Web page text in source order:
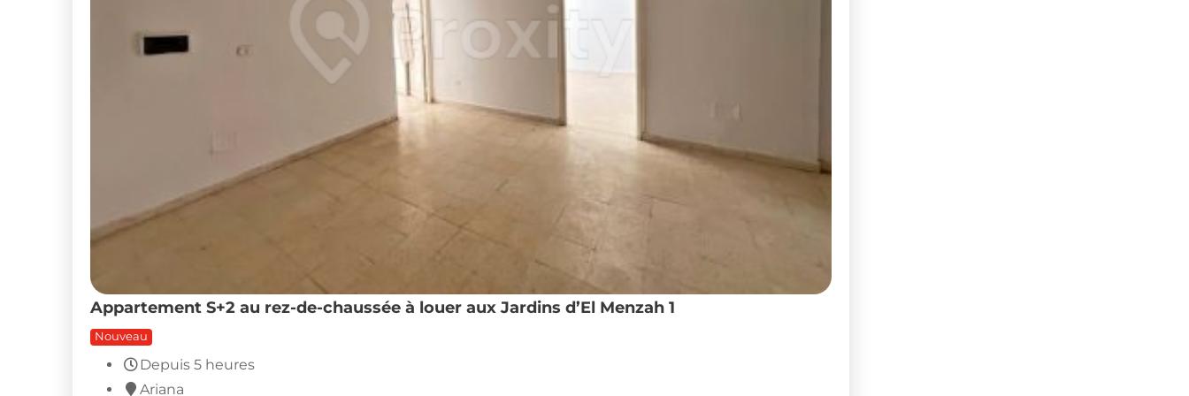
Appartement S+2 au rez-de-chaussée à louer aux Jardins d’El Menzah 1
Nouveau
Depuis 5 heures
Ariana